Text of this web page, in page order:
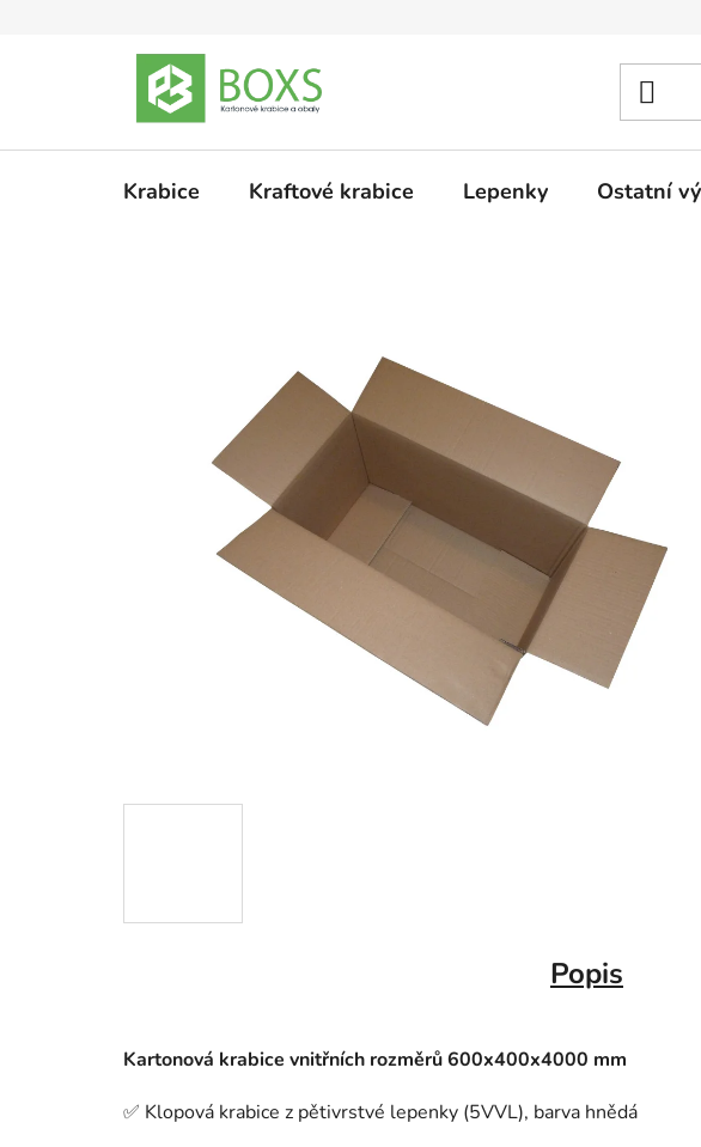
Krabice Kraftové krabice Lepenky Ostatní
Popis
Kartonová krabice vnitřních rozměrů 600x400x4000 mm
✅ Klopová krabice z pětivrstvé lepenky (5VVL), barva hnědá